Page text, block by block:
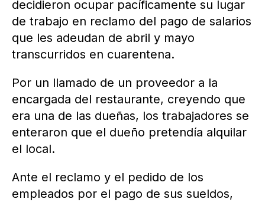
decidieron ocupar pacíficamente su lugar
de trabajo en reclamo del pago de salarios
que les adeudan de abril y mayo
transcurridos en cuarentena.
Por un llamado de un proveedor a la
encargada del restaurante, creyendo que
era una de las dueñas, los trabajadores se
enteraron que el dueño pretendía alquilar
el local.
Ante el reclamo y el pedido de los
empleados por el pago de sus sueldos,